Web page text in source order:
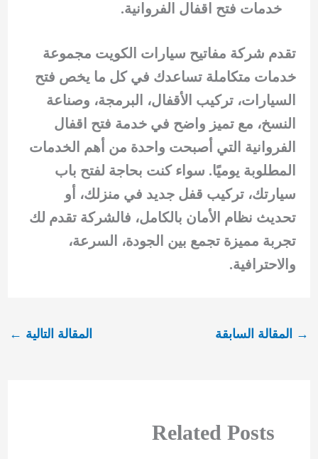
خدمات فتح اقفال الفروانية.
تقدم شركة مفاتيح سيارات الكويت مجموعة
خدمات متكاملة تساعدك في كل ما يخص فتح
السيارات، تركيب الأقفال، البرمجة، وصناعة
النسخ، مع تميز واضح في خدمة فتح اقفال
الفروانية التي أصبحت واحدة من أهم الخدمات
المطلوبة يوميًا. سواء كنت بحاجة لفتح باب
سيارتك، تركيب قفل جديد في منزلك، أو
تحديث نظام الأمان بالكامل، فالشركة تقدم لك
تجربة مميزة تجمع بين الجودة، السرعة،
والاحترافية.
→ المقالة السابقة المقالة التالية ←
Related Posts